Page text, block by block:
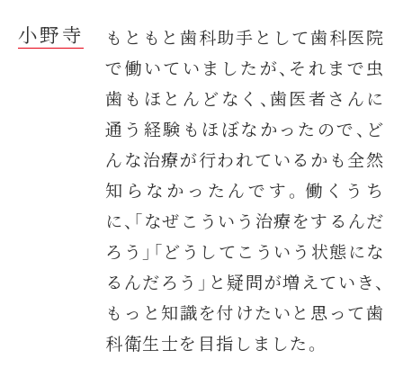
小野寺
もともと歯科助手として歯科医院
で働いていましたが、それまで虫
歯もほとんどなく、歯医者さんに
通う経験もほぼなかったので、ど
んな治療が行われているかも全然
知らなかったんです。働くうち
に、「なぜこういう治療をするんだ
ろう」「どうしてこういう状態にな
るんだろう」と疑問が増えていき、
もっと知識を付けたいと思って歯
科衛生士を目指しました。